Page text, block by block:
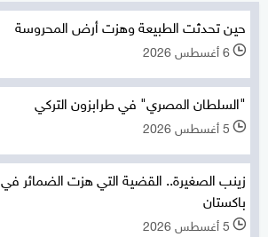
حين تحدثت الطبيعة وهزت أرض المحروسة
l 6 أغسطس 2026
"السلطان المصري" في طرابزون التركي
l 5 أغسطس 2026
زينب الصغيرة.. القضية التي هزت الضمائر في
باكستان
l 5 أغسطس 2026